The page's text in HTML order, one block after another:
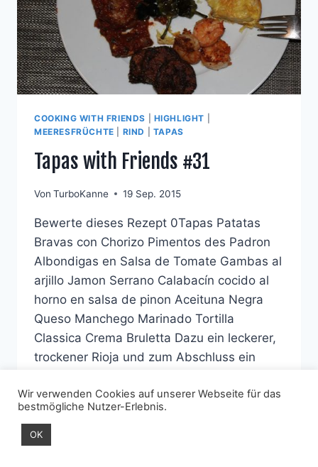
COOKING WITH FRIENDS HIGHLIGHT
MEERESFRÜCHTE
RIND TAPAS
Tapas with Friends #31
Von TurboKanne 19 Sep. 2015
Bewerte dieses Rezept 0Tapas Patatas
Bravas con Chorizo Pimentos des Padron
Albondigas en Salsa de Tomate Gambas al
arjillo Jamon Serrano Calabacín cocido al
horno en salsa de pinon Aceituna Negra
Queso Manchego Marinado Tortilla
Classica Crema Bruletta Dazu ein leckerer,
trockener Rioja und zum Abschluss ein
WEITERLESENTAPAS
Wir verwenden Cookies auf unserer Webseite für das
bestmögliche Nutzer-Erlebnis.
OK